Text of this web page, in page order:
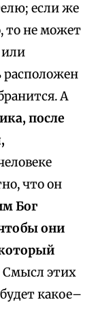
если же
то не может
или
расположен
А
после
что он
Бог
они
Смысл этих
какое–